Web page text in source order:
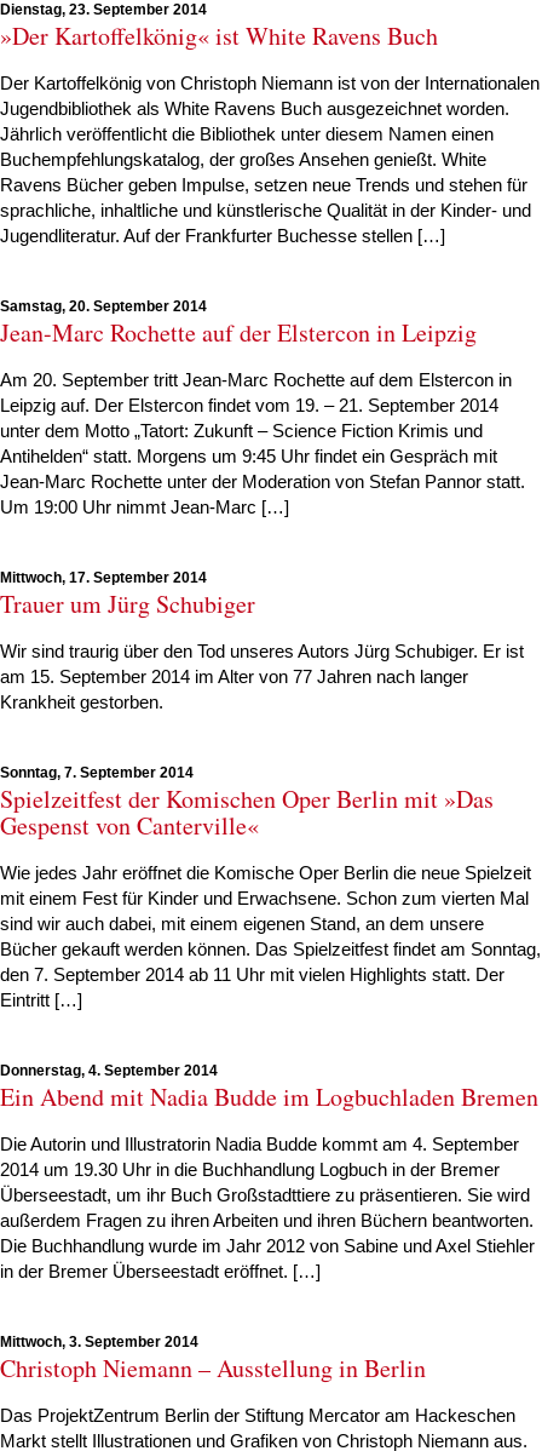
Dienstag, 23. September 2014
»Der Kartoffelkönig« ist White Ravens Buch
Der Kartoffelkönig von Christoph Niemann ist von der Internationalen
Jugendbibliothek als White Ravens Buch ausgezeichnet worden.
Jährlich veröffentlicht die Bibliothek unter diesem Namen einen
Buchempfehlungskatalog, der großes Ansehen genießt. White
Ravens Bücher geben Impulse, setzen neue Trends und stehen für
sprachliche, inhaltliche und künstlerische Qualität in der Kinder- und
Jugendliteratur. Auf der Frankfurter Buchesse stellen […]
Samstag, 20. September 2014
Jean-Marc Rochette auf der Elstercon in Leipzig
Am 20. September tritt Jean-Marc Rochette auf dem Elstercon in
Leipzig auf. Der Elstercon findet vom 19. – 21. September 2014
unter dem Motto „Tatort: Zukunft – Science Fiction Krimis und
Antihelden“ statt. Morgens um 9:45 Uhr findet ein Gespräch mit
Jean-Marc Rochette unter der Moderation von Stefan Pannor statt.
Um 19:00 Uhr nimmt Jean-Marc […]
Mittwoch, 17. September 2014
Trauer um Jürg Schubiger
Wir sind traurig über den Tod unseres Autors Jürg Schubiger. Er ist
am 15. September 2014 im Alter von 77 Jahren nach langer
Krankheit gestorben.
Sonntag, 7. September 2014
Spielzeitfest der Komischen Oper Berlin mit »Das
Gespenst von Canterville«
Wie jedes Jahr eröffnet die Komische Oper Berlin die neue Spielzeit
mit einem Fest für Kinder und Erwachsene. Schon zum vierten Mal
sind wir auch dabei, mit einem eigenen Stand, an dem unsere
Bücher gekauft werden können. Das Spielzeitfest findet am Sonntag,
den 7. September 2014 ab 11 Uhr mit vielen Highlights statt. Der
Eintritt […]
Donnerstag, 4. September 2014
Ein Abend mit Nadia Budde im Logbuchladen Bremen
Die Autorin und Illustratorin Nadia Budde kommt am 4. September
2014 um 19.30 Uhr in die Buchhandlung Logbuch in der Bremer
Überseestadt, um ihr Buch Großstadttiere zu präsentieren. Sie wird
außerdem Fragen zu ihren Arbeiten und ihren Büchern beantworten.
Die Buchhandlung wurde im Jahr 2012 von Sabine und Axel Stiehler
in der Bremer Überseestadt eröffnet. […]
Mittwoch, 3. September 2014
Christoph Niemann – Ausstellung in Berlin
Das ProjektZentrum Berlin der Stiftung Mercator am Hackeschen
Markt stellt Illustrationen und Grafiken von Christoph Niemann aus.